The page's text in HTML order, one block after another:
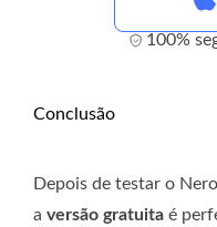
100%
Conclusão
Depois de testar o
a versão gratuita é